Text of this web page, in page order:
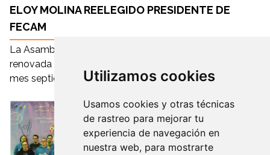
Utilizamos cookies
Usamos cookies y otras técnicas
de rastreo para mejorar tu
experiencia de navegación en
nuestra web, para mostrarte
ELOY MOLINA REELEGIDO PRESIDENTE DE
FECAM
La Asamblea General de Fecam también ha sido
renovada para el periodo 2016-2020 Desde el pasado
mes septiembre y hasta h...